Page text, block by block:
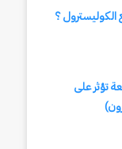
الكوليسترول ؟
تؤثر على